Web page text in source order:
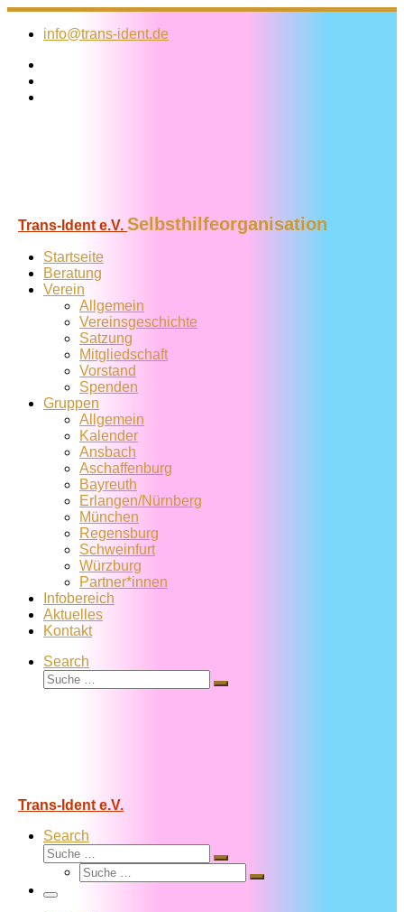
Zum
Inhalt
info@trans-ident.de
Trans-Ident e.V. Selbsthilfeorganisation
Startseite
Beratung
Verein
Allgemein
Vereins­geschichte
Satzung
Mitglied­schaft
Vorstand
Spenden
Gruppen
Allgemein
Kalender
Ansbach
Aschaffenburg
Bayreuth
Erlangen/Nürnberg
München
Regensburg
Schweinfurt
Würzburg
Partner*innen
Infobereich
Aktuelles
Kontakt
Search
Suche
Suche
Trans-Ident e.V.
Search
Suche
Suche
Suche
Suche
Menü